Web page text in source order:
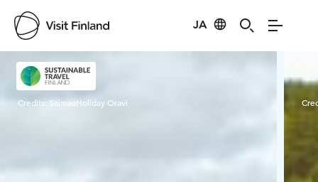
JA
Visit Finland
Credits:SaimaaHoliday Oravi